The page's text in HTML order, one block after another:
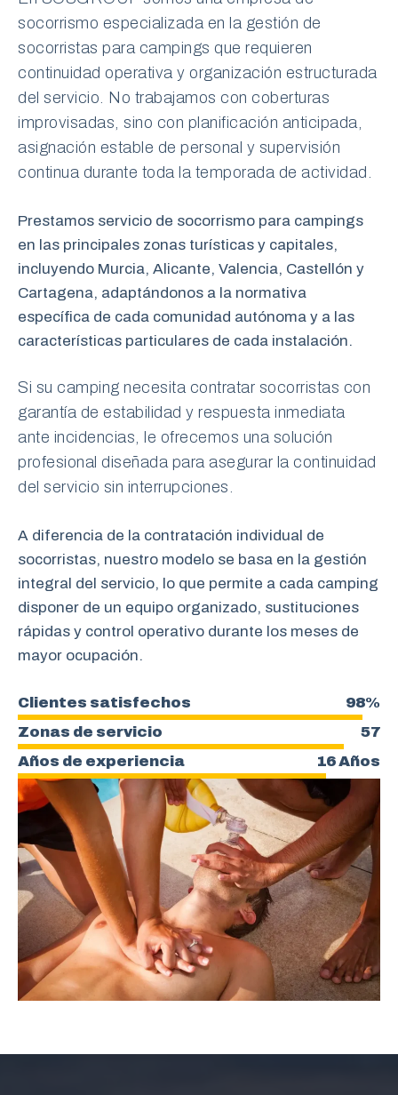
socorrismo especializada en la gestión de
socorristas para campings que requieren
continuidad operativa y organización estructurada
del servicio. No trabajamos con coberturas
improvisadas, sino con planificación anticipada,
asignación estable de personal y supervisión
continua durante toda la temporada de actividad.
Prestamos servicio de socorrismo para campings
en las principales zonas turísticas y capitales,
incluyendo Murcia, Alicante, Valencia, Castellón y
Cartagena, adaptándonos a la normativa
específica de cada comunidad autónoma y a las
características particulares de cada instalación.
Si su camping necesita contratar socorristas con
garantía de estabilidad y respuesta inmediata
ante incidencias, le ofrecemos una solución
profesional diseñada para asegurar la continuidad
del servicio sin interrupciones.
A diferencia de la contratación individual de
socorristas, nuestro modelo se basa en la gestión
integral del servicio, lo que permite a cada camping
disponer de un equipo organizado, sustituciones
rápidas y control operativo durante los meses de
mayor ocupación.
Clientes satisfechos
98%
Zonas de servicio
57
Años de experiencia
16 Años